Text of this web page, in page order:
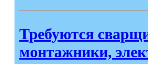
Требуются
монтажники,